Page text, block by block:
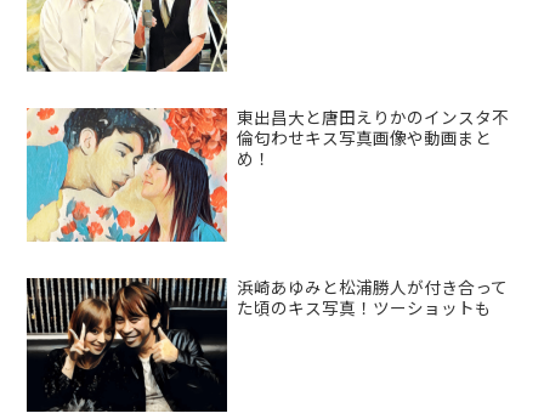
東出昌大と唐田えりかのインスタ不
倫匂わせキス写真画像や動画まと
め！
浜崎あゆみと松浦勝人が付き合って
た頃のキス写真！ツーショットも